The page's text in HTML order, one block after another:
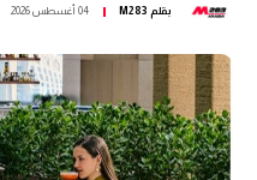
بقلم M283 04 أغسطس 2026